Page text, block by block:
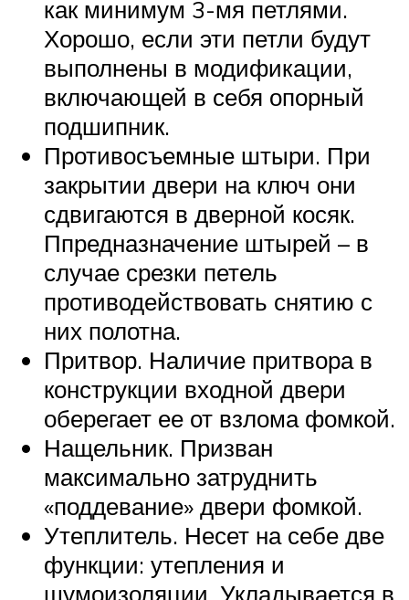
как минимум 3-мя петлями.
Хорошо, если эти петли будут
выполнены в модификации,
включающей в себя опорный
подшипник.
Противосъемные штыри. При
закрытии двери на ключ они
сдвигаются в дверной косяк.
Ппредназначение штырей – в
случае срезки петель
противодействовать снятию с
них полотна.
Притвор. Наличие притвора в
конструкции входной двери
оберегает ее от взлома фомкой.
Нащельник. Призван
максимально затруднить
«поддевание» двери фомкой.
Утеплитель. Несет на себе две
функции: утепления и
шумоизоляции. Укладывается в